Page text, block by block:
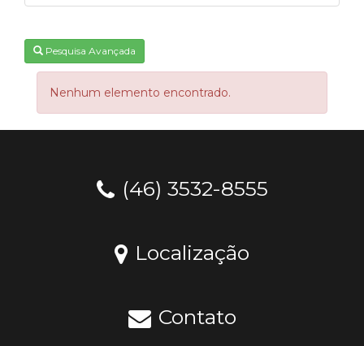
Pesquisa Avançada
Nenhum elemento encontrado.
(46) 3532-8555
Localização
Contato